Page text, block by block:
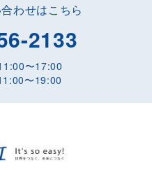
わせはこちら
2133
〜17:00
〜19:00